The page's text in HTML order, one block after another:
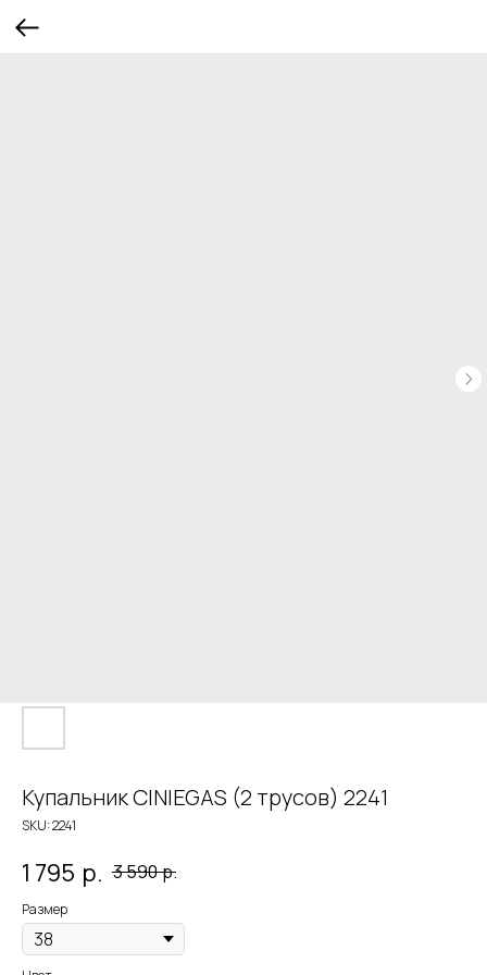
Купальник CINIEGAS (2 трусов) 2241
SKU:2241
1 795 р. 3 590р.
Размер